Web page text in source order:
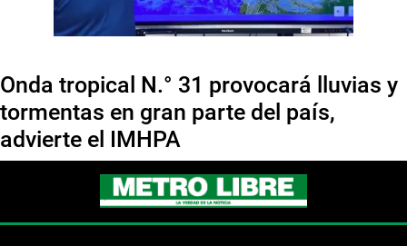
Onda tropical N.° 31 provocará lluvias y
tormentas en gran parte del país,
advierte el IMHPA